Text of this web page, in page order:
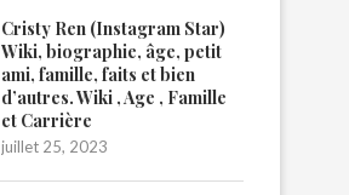
Cristy Ren (Instagram Star)
Wiki, biographie, âge, petit
ami, famille, faits et bien
d’autres. Wiki , Age , Famille
et Carrière
juillet 25, 2023